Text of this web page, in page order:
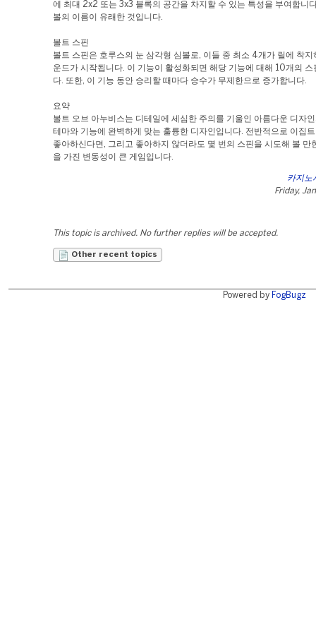
에 최대 2x2 또는 3x3 블록의 공간을 차지할 수 있는 특성을 부여합니
볼의 이름이 유래한 것입니다.
볼트 스핀
볼트 스핀은 호루스의 눈 삼각형 심볼로, 이들 중 최소 4개가 릴에 착지
운드가 시작됩니다. 이 기능이 활성화되면 해당 기능에 대해 10개의 스
다. 또한, 이 기능 동안 승리할 때마다 승수가 무제한으로 증가합니다.
요약
볼트 오브 아누비스는 디테일에 세심한 주의를 기울인 아름다운 디자
테마와 기능에 완벽하게 맞는 훌륭한 디자인입니다. 전반적으로 이집
좋아하신다면, 그리고 좋아하지 않더라도 몇 번의 스핀을 시도해 볼 만
을 가진 변동성이 큰 게임입니다.
카지노
Friday,
This topic is archived. No further replies will be accepted.
Other recent topics
Powered by FogBugz